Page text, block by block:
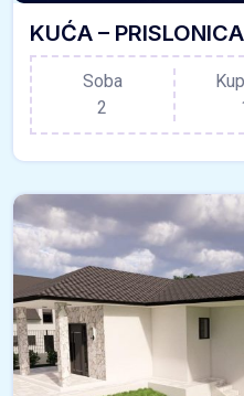
KUĆA – PRISLONICA
Soba
2